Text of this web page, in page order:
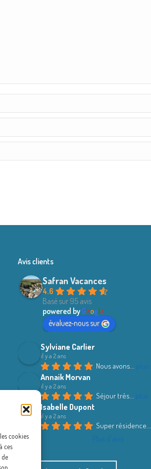
cookies
ces
Avis clients
Safran Vacances
4.6
Basé sur 95 avis
powered by Googl e
évaluez-nous sur
Sylviane Carlier
il y a 2 ans
Nous avons plus
Annaik Morvan
il y a 2 ans
Séjour très... plus
Isabelle Dupont
il y a 2 ans
Super résidence...
Plus d'avis